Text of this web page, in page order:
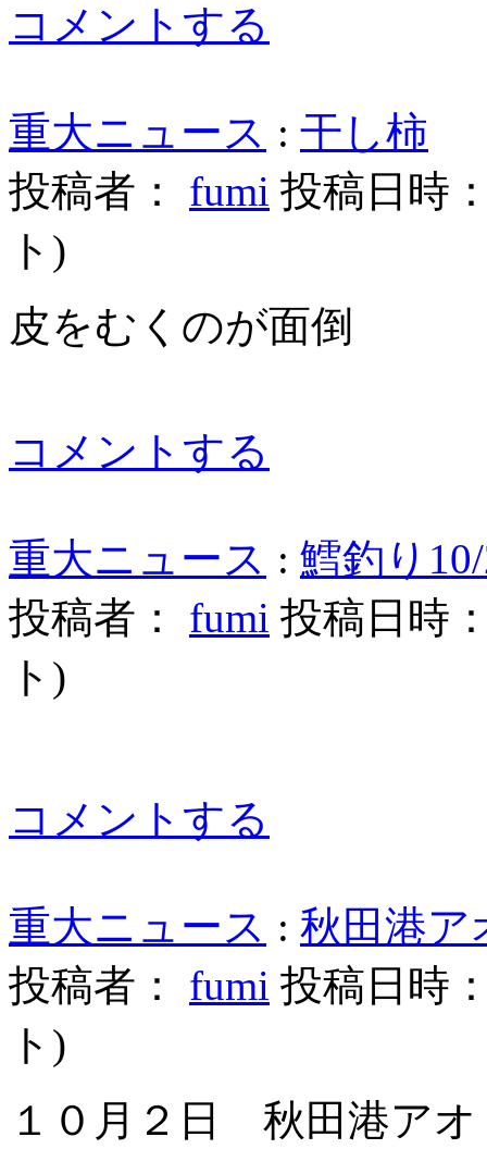
コメントする
重大ニュース : 干し柿
投稿者： fumi 投稿日時
ト )
皮をむくのが面倒
コメントする
重大ニュース : 鱈釣り
投稿者： fumi 投稿日時
ト )
コメントする
重大ニュース : 秋田港
投稿者： fumi 投稿日時
ト )
１０月２日 秋田港ア